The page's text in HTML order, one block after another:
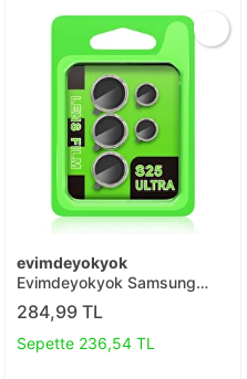
evimdeyokyok
Evimdeyokyok Samsung
Galaxy S25 Ultra Raze Metal
Kamera Lens - Natural Grey
T20
284,99 TL
Sepette 236,54 TL